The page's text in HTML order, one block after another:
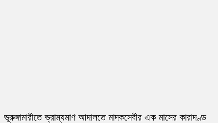
ভূরুঙ্গামারীতে ভ্রাম্যমাণ আদালতে মাদকসেবীর এক মাসের কারাদণ্ড